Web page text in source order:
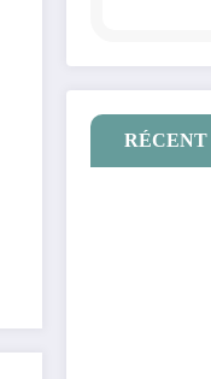
RÉCENT